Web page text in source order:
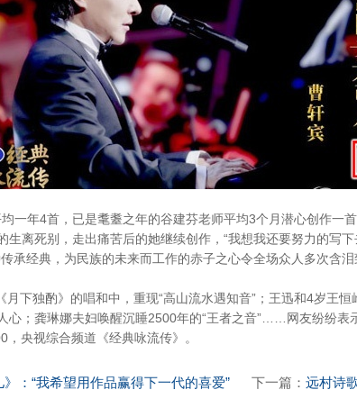
一年4首，已是耄耋之年的谷建芬老师平均3个月潜心创作一
生离死别，走出痛苦后的她继续创作，“我想我还要努力的写
承经典，为民族的未来而工作的赤子之心令全场众人多次含泪
下独酌》的唱和中，重现“高山流水遇知音”；王迅和4岁王
心；龚琳娜夫妇唤醒沉睡2500年的“王者之音”……网友纷纷表
，央视综合频道《经典咏流传》。
》：“我希望用作品赢得下一代的喜爱” 下一篇： 远村诗